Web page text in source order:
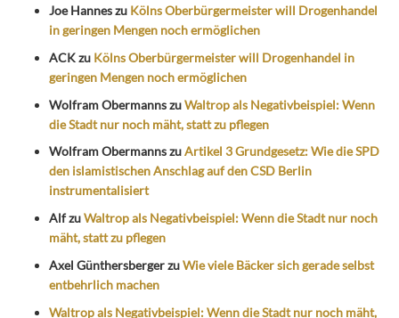
Joe Hanneszu Kölns Oberbürgermeister will Drogenhandel
in geringen Mengen noch ermöglichen
ACKzu Kölns Oberbürgermeister will Drogenhandel in
geringen Mengen noch ermöglichen
Wolfram ObermannszuWaltrop als Negativbeispiel: Wenn
die Stadt nur noch mäht, statt zu pflegen
Wolfram ObermannszuArtikel 3 Grundgesetz: Wie die SPD
den islamistischen Anschlag auf den CSD Berlin
instrumentalisiert
AlfzuWaltrop als Negativbeispiel: Wenn die Stadt nur noch
mäht, statt zu pflegen
Axel GünthersbergerzuWie viele Bäcker sich gerade selbst
entbehrlich machen
Waltrop als Negativbeispiel: Wenn die Stadt nur noch mäht,